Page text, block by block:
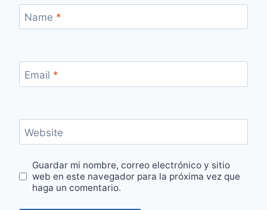
Name *
Email *
Website
Guardar mi nombre, correo electrónico y sitio
web en este navegador para la próxima vez que
haga un comentario.